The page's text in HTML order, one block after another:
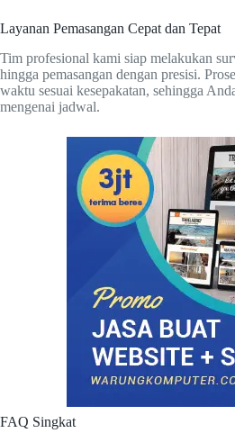
Layanan Pemasangan Cepat dan Tepat
Tim profesional kami siap melakukan
hingga pemasangan dengan presisi.
waktu sesuai kesepakatan, sehingga
mengenai jadwal.
FAQ Singkat